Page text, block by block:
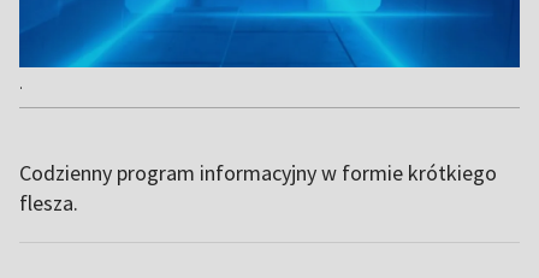
.
Codzienny program informacyjny w formie krótkiego
flesza.